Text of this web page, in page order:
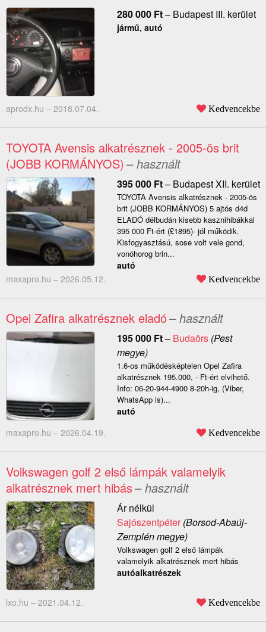
280 000 Ft– Budapest III. kerület
jármű, autó
aprodx.hu – 2018.07.04. Kedvencekbe
TOYOTA Avensis alkatrésznek - 2005-ös brit
(JOBB KORMÁNYOS) – használt
395 000 Ft– Budapest XII. kerület
TOYOTA Avensis alkatrésznek - 2005-ös
brit (JOBB KORMÁNYOS) 5 ajtós d4d
ELADÓ délbudán kisebb kasznihibákkal
395 000 Ft-ért (£1895)- jól működik.
Kisfogyasztású, sose volt vele gond,
vonóhorog brin...
autó
maxapro.hu – 2026.05.12. Kedvencekbe
Opel Zafira alkatrésznek eladó– használt
195 000 Ft– Budaörs(Pest
megye)
1.6-os működésképtelen Opel Zafira
alkatrésznek 195.000, - Ft-ért elvihető.
Info: 06-20-944-4900 8-20h-ig, (Viber,
WhatsApp is)...
autó
maxapro.hu – 2026.04.19. Kedvencekbe
Volkswagen golf 2 első lámpák valamelyik
alkatrésznek mert hibás– használt
Ár nélkül
Sajószentpéter(Borsod-Abaúj-
Zemplén megye)
Volkswagen golf 2 első lámpák
valamelyik alkatrésznek mert hibás
autóalkatrészek
lxo.hu – 2021.04.12. Kedvencekbe